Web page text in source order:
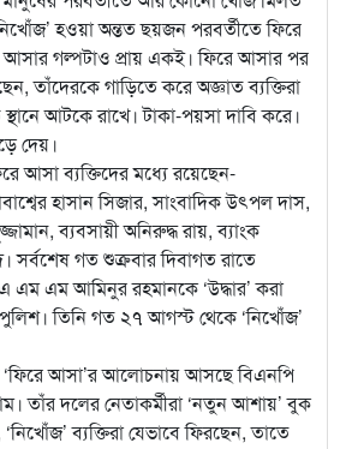
হওয়া অন্তত ছয়জন পরবর্তীতে ফিরে
গল্পটাও প্রায় একই। ফিরে আসার পর
তাঁদেরকে গাড়িতে করে অজ্ঞাত ব্যক্তিরা
আটকে রাখে। টাকা-পয়সা দাবি করে।
দেয়।
আসা ব্যক্তিদের মধ্যে রয়েছেন-
হাসান সিজার, সাংবাদিক উৎপল দাস,
ব্যবসায়ী অনিরুদ্ধ রায়, ব্যাংক
সর্বশেষ গত শুক্রবার দিবাগত রাতে
এ এম এম আমিনুর রহমানকে ‘উদ্ধার’ করা
তিনি গত ২৭ আগস্ট থেকে ‘নিখোঁজ’
‘ফিরে আসা’র আলোচনায় আসছে বিএনপি
তাঁর দলের নেতাকর্মীরা ‘নতুন আশায়’ বুক
ব্যক্তিরা যেভাবে ফিরছেন, তাতে